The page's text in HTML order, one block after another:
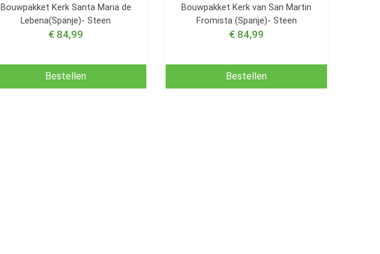
Bouwpakket Kerk Santa Maria de
Lebena(Spanje)- Steen
€ 84,99
Bestellen
Bouwpakket Kerk van San Martin
Fromista (Spanje)- Steen
€ 84,99
Bestellen